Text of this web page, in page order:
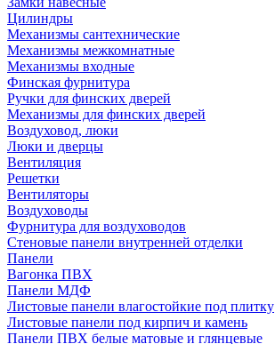
Цилиндры
Механизмы сантехнические
Механизмы межкомнатные
Механизмы входные
Финская фурнитура
Ручки для финских дверей
Механизмы для финских дверей
Воздуховод, люки
Люки и дверцы
Вентиляция
Решетки
Вентиляторы
Воздуховоды
Фурнитура для воздуховодов
Стеновые панели внутренней отделки
Панели
Вагонка ПВХ
Панели МДФ
Листовые панели влагостойкие под плитку
Листовые панели под кирпич и камень
Панели ПВХ белые матовые и глянцевые